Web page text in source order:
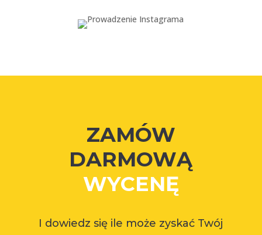
ZAMÓW
DARMOWĄ
WYCENĘ
I dowiedz się ile może zyskać Twój